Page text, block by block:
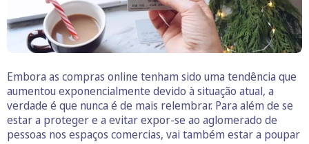
Embora as compras online tenham sido uma tendência que
aumentou exponencialmente devido à situação atual, a
verdade é que nunca é de mais relembrar. Para além de se
estar a proteger e a evitar expor-se ao aglomerado de
pessoas nos espaços comercias, vai também estar a poupar